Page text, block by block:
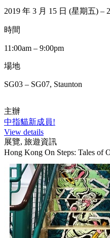
2019 年 3 月 15 日 (星期五) –
時間
11:00am – 9:00pm
場地
SG03 – SG07, Staunton
主辦
中指貓新成員!
View details
展覽, 旅遊資訊
Hong Kong On Steps: Tales of